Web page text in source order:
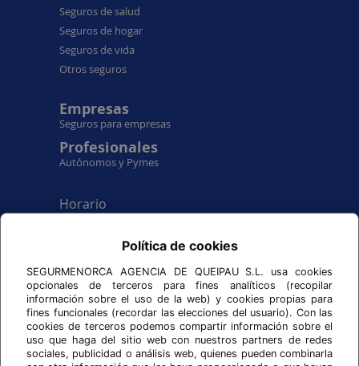
Seguros de salud
Seguros de hogar
Seguros de vida
Otros seguros
Empresas
Seguros para empresas
Profesionales
Autónomos y Pymes
Horario
Síguenos en
AXA SEGURMENORCA
Agencia General
Política de cookies
SEGURMENORCA AGENCIA DE QUEIPAU S.L. usa cookies
opcionales de terceros para fines analíticos (recopilar
información sobre el uso de la web) y cookies propias para
fines funcionales (recordar las elecciones del usuario). Con las
cookies de terceros podemos compartir información sobre el
uso que haga del sitio web con nuestros partners de redes
sociales, publicidad o análisis web, quienes pueden combinarla